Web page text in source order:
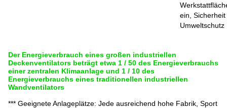
ein,
Umweltschutz
Der Energieverbrauch eines großen industriellen
Deckenventilators beträgt etwa 1 / 50 des Energieverbrauchs
einer zentralen Klimaanlage und 1 / 10 des
Energieverbrauchs eines traditionellen industriellen
Wandventilators
*** Geeignete Anlageplätze: Jede ausreichend hohe Fabrik, Sport